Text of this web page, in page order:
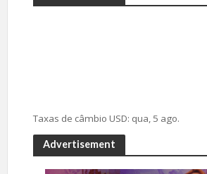
Taxas de câmbio USD: qua, 5 ago.
Advertisement